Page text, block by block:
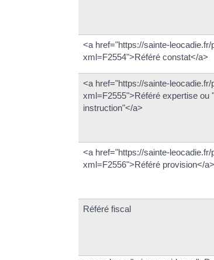
<a href="https://sainte-leocadie.fr/
xml=F2554">Référé constat</a>
<a href="https://sainte-leocadie.fr/
xml=F2555">Référé expertise ou
instruction"</a>
<a href="https://sainte-leocadie.fr/
xml=F2556">Référé provision</a>
Référé fiscal